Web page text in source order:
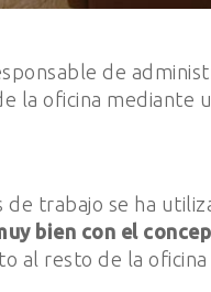
de
la oficina
de trabajo se ha
bien con el
al resto de la